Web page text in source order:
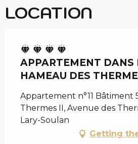
LOCATION
APPARTEMENT DANS
HAMEAU DES
Appartement n°11 Bâtiment
Thermes II, Avenue des
Lary-Soulan
Getting